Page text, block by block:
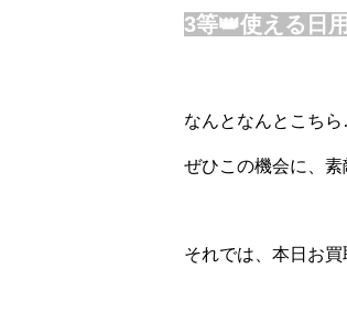
3等👑使える日
なんとなんとこち
ぜひこの機会に、
それでは、本日お